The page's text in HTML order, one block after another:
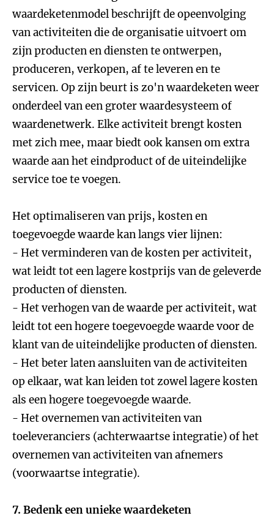
waardeketenmodel beschrijft de opeenvolging
van activiteiten die de organisatie uitvoert om
zijn producten en diensten te ontwerpen,
produceren, verkopen, af te leveren en te
servicen. Op zijn beurt is zo'n waardeketen weer
onderdeel van een groter waardesysteem of
waardenetwerk. Elke activiteit brengt kosten
met zich mee, maar biedt ook kansen om extra
waarde aan het eindproduct of de uiteindelijke
service toe te voegen.
Het optimaliseren van prijs, kosten en
toegevoegde waarde kan langs vier lijnen:
- Het verminderen van de kosten per activiteit,
wat leidt tot een lagere kostprijs van de geleverde
producten of diensten.
- Het verhogen van de waarde per activiteit, wat
leidt tot een hogere toegevoegde waarde voor de
klant van de uiteindelijke producten of diensten.
- Het beter laten aansluiten van de activiteiten
op elkaar, wat kan leiden tot zowel lagere kosten
als een hogere toegevoegde waarde.
- Het overnemen van activiteiten van
toeleveranciers (achterwaartse integratie) of het
overnemen van activiteiten van afnemers
(voorwaartse integratie).
7. Bedenk een unieke waardeketen